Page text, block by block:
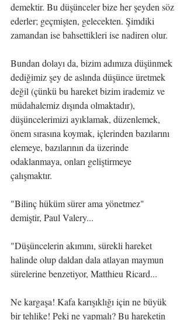
demektir. Bu düşünceler bize her şeyden söz
ederler; geçmişten, gelecekten. Şimdiki
zamandan ise bahsettikleri ise nadiren olur.
Bundan dolayı da, bizim adımıza düşünmek
dediğimiz şey de aslında düşünce üretmek
değil (çünkü bu hareket bizim irademiz ve
müdahalemiz dışında olmaktadır),
düşüncelerimizi ayıklamak, düzenlemek,
önem sırasına koymak, içlerinden bazılarını
elemeye, bazılarının da üzerinde
odaklanmaya, onları geliştirmeye
çalışmaktır.
"Bilinç hüküm sürer ama yönetmez"
demiştir, Paul Valery...
"Düşüncelerin akımını, sürekli hareket
halinde olup daldan dala atlayan maymun
sürelerine benzetiyor, Matthieu Ricard...
Ne kargaşa! Kafa karışıklığı için ne büyük
bir tehlike! Peki ne yapmalı? Bu hareketin